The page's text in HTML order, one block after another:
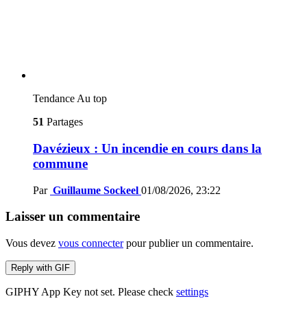
Tendance Au top
51 Partages
Davézieux : Un incendie en cours dans la
commune
Par Guillaume Sockeel 01/08/2026, 23:22
Laisser un commentaire
Vous devez vous connecterpour publier un commentaire.
Reply with GIF
GIPHY App Key not set. Please check settings